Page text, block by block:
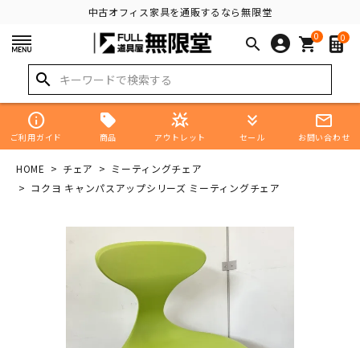
中古オフィス家具を通販するなら無限堂
search 0
shopping_cart 0
search
info
ご利用ガイド 商品
star_shine
アウトレット
keyboard_double_arrow_down
セール
mail_outline
お問い合わせ
HOME チェア
ミーティングチェア
コクヨ キャンパスアップシリーズ ミーティングチェア